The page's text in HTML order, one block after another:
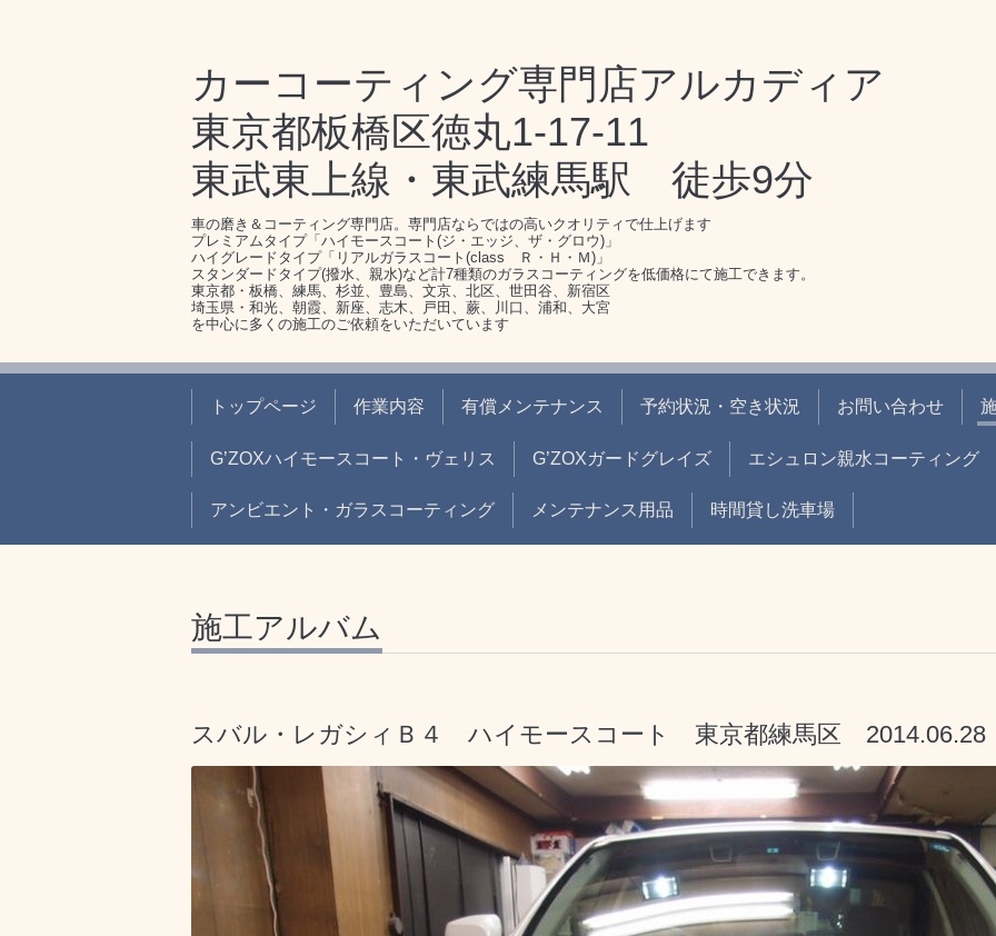
カーコーティング専門店アルカディア
東京都板橋区徳丸1-17-11
東武東上線・東武練馬駅 徒歩9分
車の磨き＆コーティング専門店。専門店ならではの高いクオリティで仕上げます
プレミアムタイプ「ハイモースコート(ジ・エッジ、ザ・グロウ)」
ハイグレードタイプ「リアルガラスコート(class Ｒ・Ｈ・Ｍ)」
スタンダードタイプ(撥水、親水)など計7種類のガラスコーティングを低価格にて施工できます。
東京都・板橋、練馬、杉並、豊島、文京、北区、世田谷、新宿区
埼玉県・和光、朝霞、新座、志木、戸田、蕨、川口、浦和、大宮
を中心に多くの施工のご依頼をいただいています
トップページ 作業内容 有償メンテナンス 予約状況・空き状況 お問い合わせ
G’ZOXハイモースコート・ヴェリス G’ZOXガードグレイズ エシュロン親水コーティング
アンビエント・ガラスコーティング メンテナンス用品 時間貸し洗車場
施工アルバム
スバル・レガシィＢ４ ハイモースコート 東京都練馬区 2014.06.28